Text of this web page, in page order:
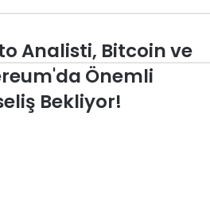
Analisti, Bitcoin ve
Önemli
Bekliyor!